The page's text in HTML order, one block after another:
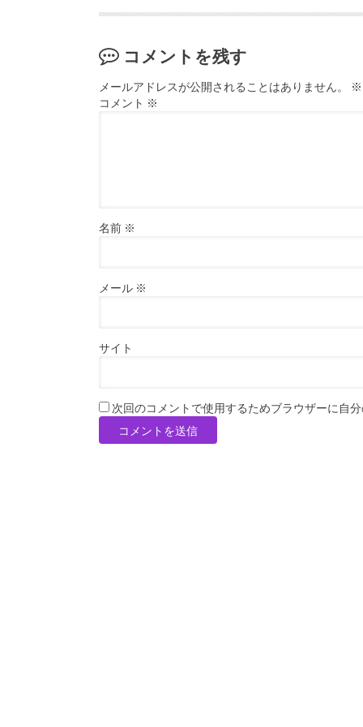
コメントを残す
メールアドレスが公開されることはありません。 ※
コメント ※
名前 ※
メール ※
サイト
次回のコメントで使用するためブラウザーに自